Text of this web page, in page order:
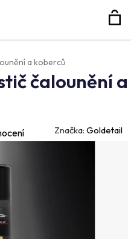
Hledat
a koberců
čalounění a
Značka: Goldetail